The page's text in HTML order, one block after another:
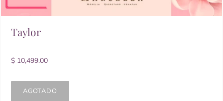
Taylor
$ 10,499.00